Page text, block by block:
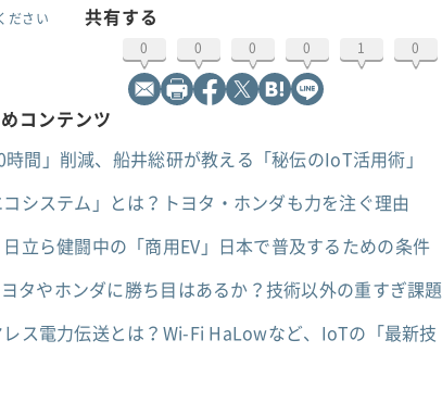
ださい
共有する
0 0 0 0 1 0
コンテンツ
間」削減、船井総研が教える「秘伝のIoT活用術」
システム」とは？トヨタ・ホンダも力を注ぐ理由
立ら健闘中の「商用EV」日本で普及するための条件
タやホンダに勝ち目はあるか？技術以外の重すぎ課題
ス電力伝送とは？Wi-Fi HaLowなど、IoTの「最新技